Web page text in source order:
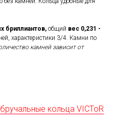
бриллиантов, общий вес 0,231 -
характеристики 3/4. Камни по
камней зависит от
кольца VICToR